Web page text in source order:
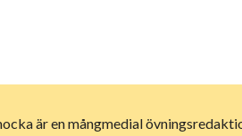
är en mångmedial